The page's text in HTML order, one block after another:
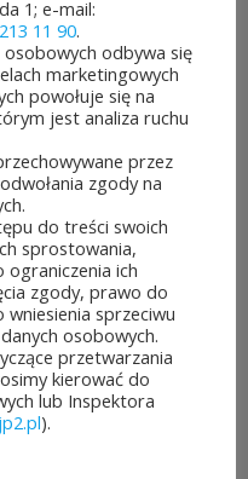
POLSKI
2026 r. w
w
1; e-mail:
11 90.
odbywa się
marketingowych
powołuje się na
jest analiza ruchu
przez
zgody na
do treści swoich
sprostowania,
ograniczenia ich
zgody, prawo do
sprzeciwu
osobowych.
przetwarzania
kierować do
lub Inspektora
).